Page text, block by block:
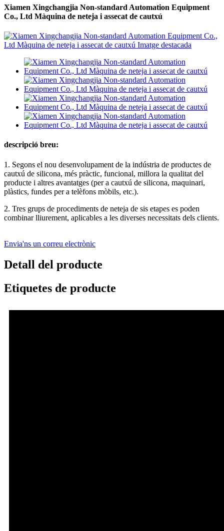
Xiamen Xingchangjia Non-standard Automation Equipment
Co., Ltd Màquina de neteja i assecat de cautxú
descripció breu:
1. Segons el nou desenvolupament de la indústria de productes de
cautxú de silicona, més pràctic, funcional, millora la qualitat del
producte i altres avantatges (per a cautxú de silicona, maquinari,
plàstics, fundes per a telèfons mòbils, etc.).
2. Tres grups de procediments de neteja de sis etapes es poden
combinar lliurement, aplicables a les diverses necessitats dels clients.
Envia'ns un correu electrònic
Detall del producte
Etiquetes de producte